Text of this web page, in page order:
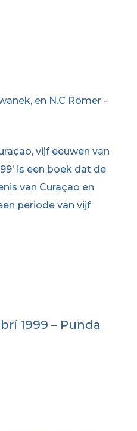
en N.C Römer -
vijf eeuwen van
is een boek dat de
van Curaçao en
periode van vijf
1999 – Punda